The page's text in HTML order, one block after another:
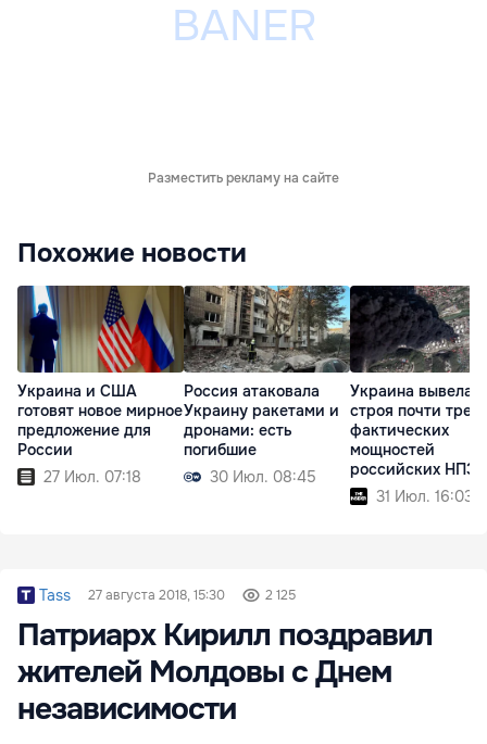
Разместить рекламу на сайте
Похожие новости
Украина и США
готовят новое мирное
предложение для
России
27 Июл. 07:18
Россия атаковала
Украину ракетами и
дронами: есть
погибшие
30 Июл. 08:45
Украина вывела
строя почти треть
фактических
мощностей
российских НПЗ
31 Июл. 16:03
Tass 27 августа 2018, 15:30 2 125
Патриарх Кирилл поздравил
жителей Молдовы с Днем
независимости